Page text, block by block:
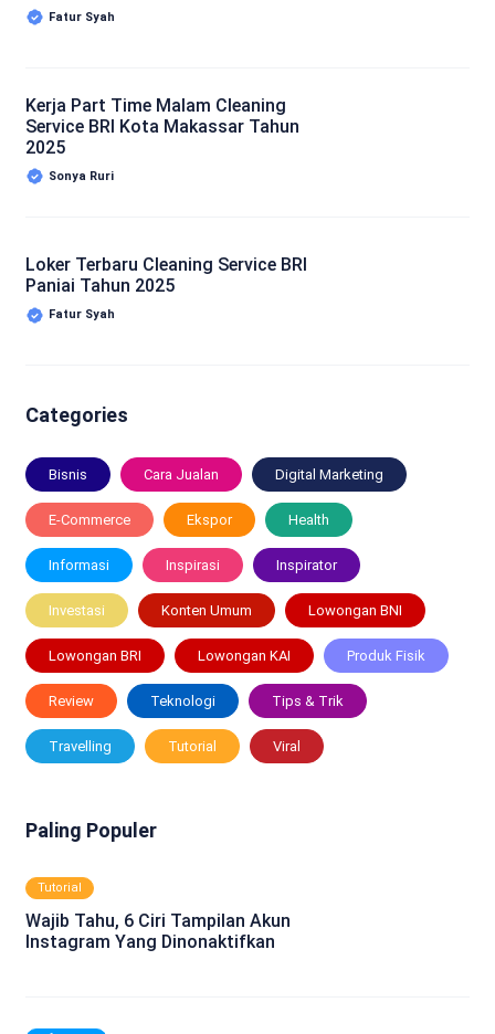
Fatur Syah
Kerja Part Time Malam Cleaning
Service BRI Kota Makassar Tahun
2025
Sonya Ruri
Loker Terbaru Cleaning Service BRI
Paniai Tahun 2025
Fatur Syah
Categories
Bisnis Cara Jualan Digital Marketing
E-Commerce Ekspor Health
Informasi Inspirasi Inspirator
Investasi Konten Umum Lowongan BNI
Lowongan BRI Lowongan KAI Produk Fisik
Review Teknologi Tips & Trik
Travelling Tutorial Viral
Paling Populer
Tutorial
Wajib Tahu, 6 Ciri Tampilan Akun
Instagram Yang Dinonaktifkan